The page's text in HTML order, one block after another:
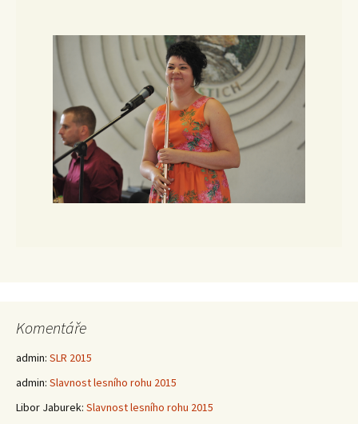
Komentáře
admin: SLR 2015
admin: Slavnost lesního rohu 2015
Libor Jaburek: Slavnost lesního rohu 2015